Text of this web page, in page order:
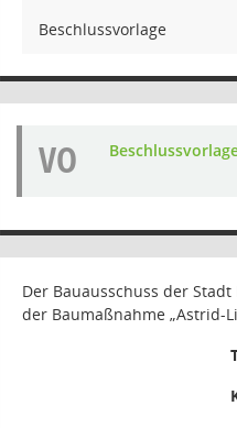
Beschlussvorlage
VO
Der Bauausschuss der
der Baumaßnahme „Astrid-